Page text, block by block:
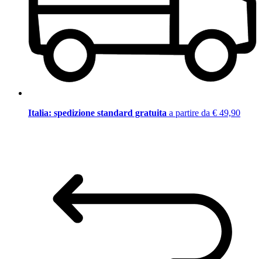
Italia: spedizione standard gratuita a partire da € 49,90